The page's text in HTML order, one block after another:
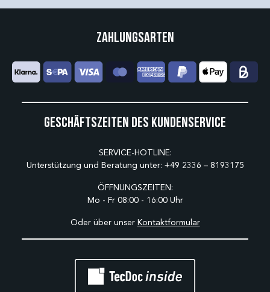
Geschäftszeiten des Kundenservice
SERVICE-HOTLINE:
Unterstützung und Beratung unter: +49 2336 – 8193175
ÖFFNUNGSZEITEN:
Mo - Fr 08:00 - 16:00 Uhr
Oder über unser Kontaktformular
Zahlungsarten